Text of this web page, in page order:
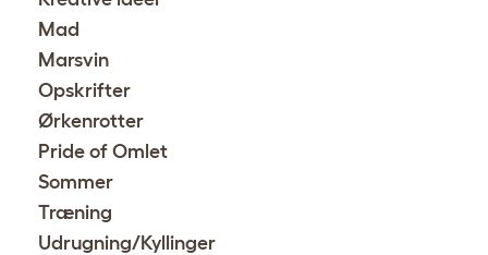
Mad
Marsvin
Opskrifter
Ørkenrotter
Pride of Omlet
Sommer
Træning
Udrugning/Kyllinger